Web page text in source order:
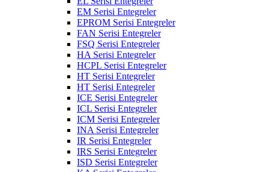
EM Serisi Entegreler
EPROM Serisi Entegreler
FAN Serisi Entegreler
FSQ Serisi Entegreler
HA Serisi Entegreler
HCPL Serisi Entegreler
HT Serisi Entegreler
HT Serisi Entegreler
ICE Serisi Entegreler
ICL Serisi Entegreler
ICM Serisi Entegreler
INA Serisi Entegreler
IR Serisi Entegreler
IRS Serisi Entegreler
ISD Serisi Entegreler